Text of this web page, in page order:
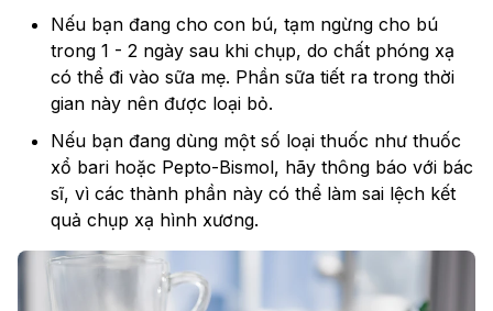
Nếu bạn đang cho con bú, tạm ngừng cho bú
trong 1 - 2 ngày sau khi chụp, do chất phóng xạ
có thể đi vào sữa mẹ. Phần sữa tiết ra trong thời
gian này nên được loại bỏ.
Nếu bạn đang dùng một số loại thuốc như thuốc
xổ bari hoặc Pepto-Bismol, hãy thông báo với bác
sĩ, vì các thành phần này có thể làm sai lệch kết
quả chụp xạ hình xương.